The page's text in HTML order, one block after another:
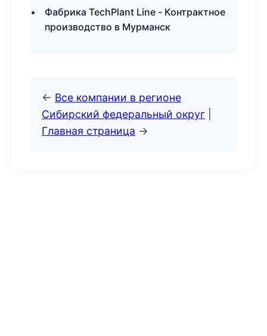
Фабрика TechPlant Line - Контрактное
производство в Мурманск
← Все компании в регионе
Сибирский федеральный округ
Главная страница →